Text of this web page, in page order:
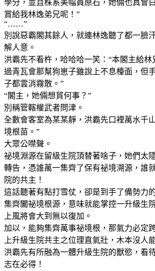
學分，並且株系美幅員原石，她倆也真會
賞給我林逸弟兄呢！”
“……”
別說惡霸閣其餘人，就連林逸聽了都一臉
解人意。
洪霸先不看杵，哈哈哈一笑：“本閣主給
過青瓦會那幫狗崽子雖說上不息檯面，但
子都雲消霧散。”
“閣主，她倆想貿何事？”
別稱管轄權武者問津。
全數會客室為某某靜，洪霸先口裡萬水千
境根苗。”
大眾公噤聲。
祕境淵源在留級生院頂替著啥子，她們太
轉告，憑誰萬一集齊了保有祕境溯源，誰
院的共主！
這話聽著有點打雪仗，卻是到手了備勢力
集齊闔祕境根源，意味就能掌控一升級生
上風將會大到無以復加。
加以，能夠集齊萬事祕境根，那氣力必定
上升級生院共主之位理直氣壯，木本沒人
洪霸先有所融為一體升級生院的獸慾，看
志在必得！